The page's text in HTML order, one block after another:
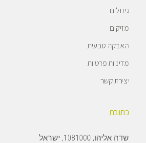
גידולים
מזיקים
האבקה טבעית
מדיניות פרטיות
יצירת קשר
כתובת
שדה אליהו, 1081000, ישראל